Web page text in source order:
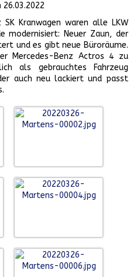
26.03.2022
Kranwagen waren alle LKW
modernisiert: Neuer Zaun, der
und es gibt neue Büroräume.
Mercedes-Benz Actros 4 zu
als gebrauchtes Fahrzeug
auch neu lackiert und passt